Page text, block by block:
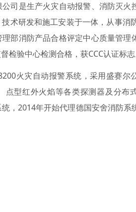
是生产火灾自动报警、消防灭火
术研发和施工安装于一体，从事消
部消防产品合格评定中心质量管理
检验中心检测合格，获CCC认证标志
火灾自动报警系统，采用盛赛尔公
点型红外火焰等各类探测器及分布
，2014年开始代理德国安舍消防系